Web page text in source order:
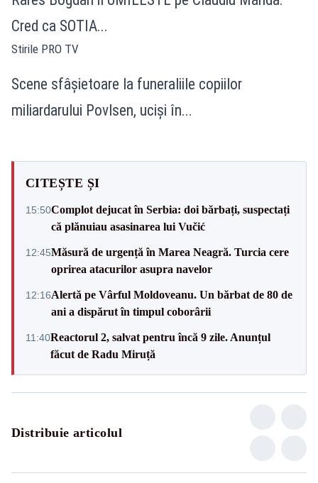
Cred ca SOTIA...
Stirile PRO TV
Scene sfâșietoare la funeraliile copiilor
miliardarului Povlsen, uciși în...
CITEȘTE ȘI
15:50Complot dejucat în Serbia: doi bărbați, suspectați
că plănuiau asasinarea lui Vučić
12:45Măsură de urgență în Marea Neagră. Turcia cere
oprirea atacurilor asupra navelor
12:16Alertă pe Vârful Moldoveanu. Un bărbat de 80 de
ani a dispărut în timpul coborârii
11:40Reactorul 2, salvat pentru încă 9 zile. Anunțul
făcut de Radu Miruță
Distribuie articolul